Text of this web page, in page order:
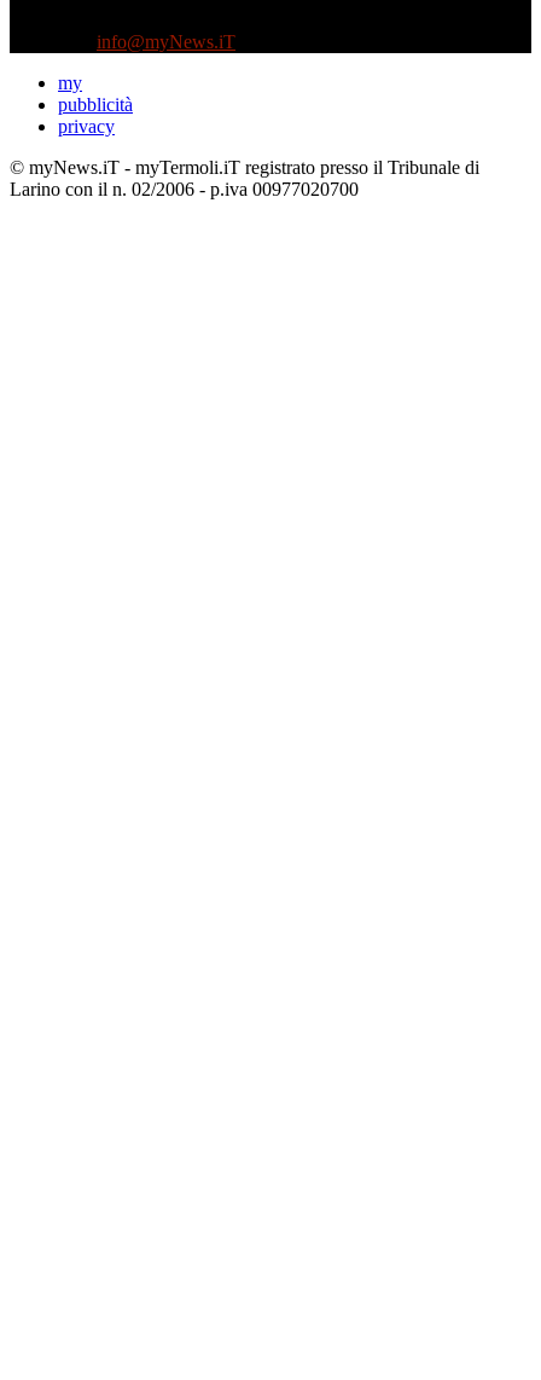
info@myNews.iT
my
pubblicità
privacy
© myNews.iT - myTermoli.iT registrato presso il Tribunale di
Larino con il n. 02/2006 - p.iva 00977020700